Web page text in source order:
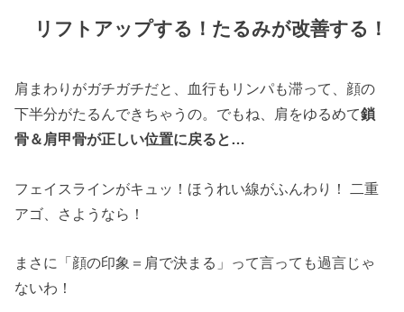
リフトアップする！たるみが改善する！
肩まわりがガチガチだと、血行もリンパも滞って、顔の
下半分がたるんできちゃうの。でもね、肩をゆるめて鎖
骨＆肩甲骨が正しい位置に戻ると…
フェイスラインがキュッ！ほうれい線がふんわり！ 二重
アゴ、さようなら！
まさに「顔の印象＝肩で決まる」って言っても過言じゃ
ないわ！